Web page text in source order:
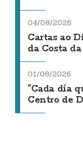
04/08/2026
Cartas ao
da Costa
01/08/2026
"Cada día
Centro de